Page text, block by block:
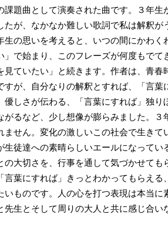
課題曲として演奏された曲です。３年
たが、なかなか難しい歌詞で私は解釈が
生の思いを考えると、いつの間にかわ
」で始まり、このフレーズが何度もで
見ていたい」と続きます。作者は、青
すが、自分なりの解釈とすれば、「言葉
優しさが伝わる、「言葉にすれば」独り
がるなど、少し想像が膨らみました。３
ません。変化の激しいこの社会で生き
生徒達への素晴らしいエールになってい
の大切さを、行事を通して気づかせても
言葉にすれば」きっとわかってもらえる
いものです。人の心を打つ表現は本当
先生とそして周りの大人と共に感じ合い